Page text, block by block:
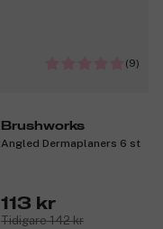
(9)
Brushworks
Angled Dermaplaners 6 st
113 kr
Tidigare 142 kr